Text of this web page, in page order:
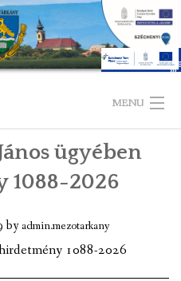
MENU
ügyében
1088-2026
byadmin.mezotarkany
1088-2026